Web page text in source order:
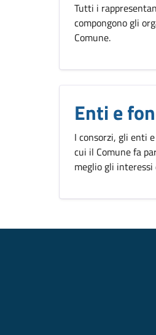
Tutti i
compongono gli
Comune.
Enti e
I consorzi, gli enti
cui il Comune fa
meglio gli